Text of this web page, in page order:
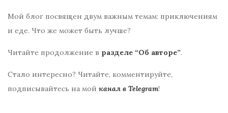
Мой блог посвящен двум важным темам: приключениям
и еде. Что же может быть лучше?
Читайте продолжение в разделе “Об авторе”.
Стало интересно? Читайте, комментируйте,
подписывайтесь на мой канал в Telegram!